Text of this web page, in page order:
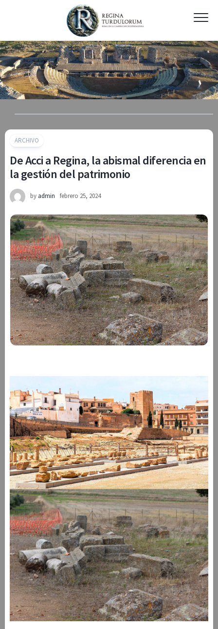
ARCHIVO
De Acci a Regina, la abismal diferencia en
la gestión del patrimonio
by admin febrero 25, 2024